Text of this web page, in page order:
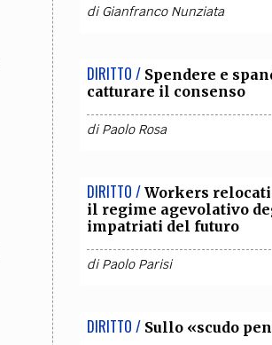
diGianfranco Nunziata
DIRITTO / Spendere e
catturare il consenso
diPaolo Rosa
DIRITTO / Workers
il regime agevolativo
impatriati del futuro
diPaolo Parisi
DIRITTO / Sullo «scudo